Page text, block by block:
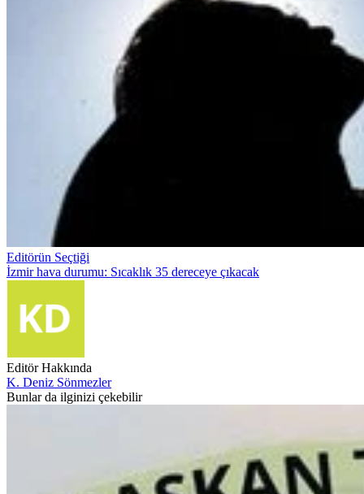
Editörün Seçtiği
İzmir hava durumu: Sıcaklık 35 dereceye çıkacak
Editör Hakkında
K. Deniz Sönmezler
Bunlar da ilginizi çekebilir